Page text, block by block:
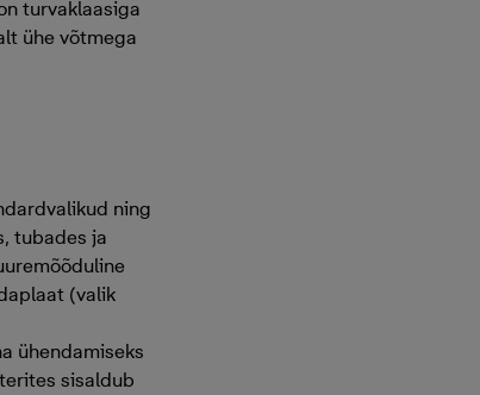
turvaklaasiga
ühe võtmega
ning
tubades ja
(valik
ühendamiseks
sisaldub